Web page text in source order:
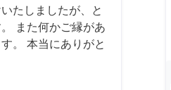
たしましたが、と
また何かご縁があ
。 本当にありがと